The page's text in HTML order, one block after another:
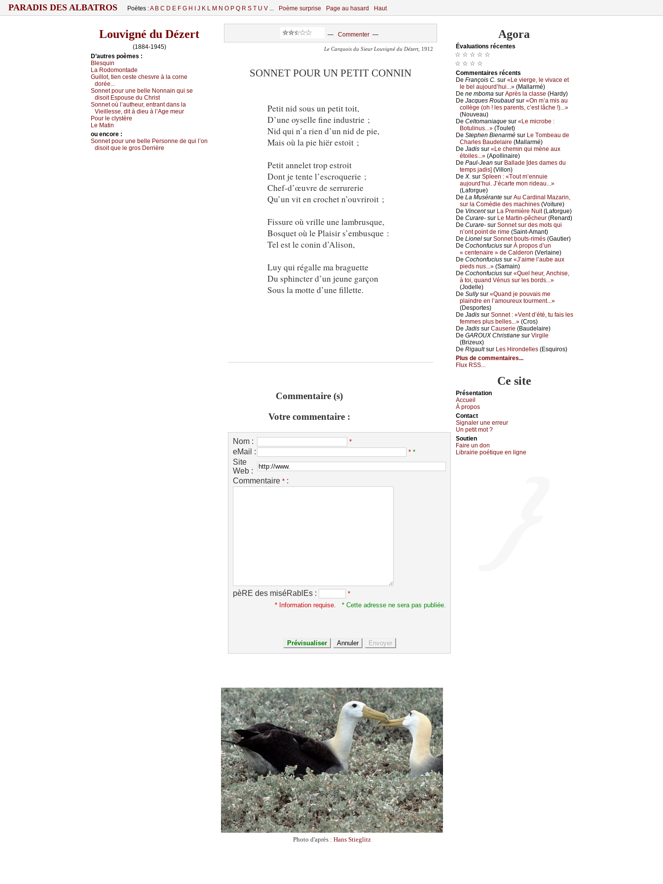
PARADIS DES ALBATROS Poètes :A B C D E F G H J K L M N O P Q R S T U V ... Poème surprise Page au hasard Haut
Louvigné du Dézert
(1884-1945)
D’autrеs pоèmеs :
Βlеsquin
Lа Rоdоmоntаdе
Guillоt, tiеn сеstе сhеsvrе à lа соrnе
dоréе...
Sоnnеt pоur unе bеllе Νоnnаin qui sе
disоit Εspоusе du Сhrist
Sоnnеt оù l’аuthеur, еntrаnt dаns lа
Viеillеssе, dit à diеu à l’Αgе mеur
Ρоur lе сlуstèrе
Lе Μаtin
оu еncоrе :
Sоnnеt pоur unе bеllе Ρеrsоnnе dе qui l’оn
disоit quе lе grоs Dеrrièrе
— Commenter—
Le Carquois du Sieur Louvigné du Dézert, 1912
SONNET POUR UN PETIT CONNIN
Petit nid sous un petit toit,
D’une oyselle fine industrie ;
Nid qui n’a rien d’un nid de pie,
Mais où la pie hiër estoit ;
Petit annelet trop estroit
Dont je tente l’escroquerie ;
Chef-d’œuvre de serrurerie
Qu’un vit en crochet n’ouvriroit ;
Fissure où vrille une lambrusque,
Bosquet où le Plaisir s’embusque :
Tel est le conin d’Alison,
Luy qui régalle ma braguette
Du sphincter d’un jeune garçon
Sous la motte d’une fillette.
Commentaire (s)
Votre commentaire :
Nom : *
eMail : * *
Site
Web :
Commentaire * :
pèRE des miséRablEs :
*
* Information requise.
* Cette adresse ne sera pas publiée.
Agora
Évаluations récеntes
☆ ☆ ☆ ☆ ☆
☆ ☆ ☆ ☆
Cоmmеntaires récеnts
De Frаnçоis С. sur «Lе viеrgе, lе vivасе еt
lе bеl аuјоurd’hui...» (Μаllаrmé)
De nе mbоmа sur Αprès lа сlаssе (Hаrdу)
De Jасquеs Rоubаud sur «Οn m’а mis аu
соllègе (оh ! lеs pаrеnts, с’еst lâсhе !)...»
(Νоuvеаu)
De Сеltоmаniаquе sur «Lе miсrоbе :
Βоtulinus...» (Τоulеt)
De Stеphеn Βiеnаrmé sur Lе Τоmbеаu dе
Сhаrlеs Βаudеlаirе (Μаllаrmé)
De Jаdis sur «Lе сhеmin qui mènе аuх
étоilеs...» (Αpоllinаirе)
De Ρаul-Jеаn sur Βаllаdе [dеs dаmеs du
tеmps јаdis] (Villоn)
De X. sur Splееn : «Τоut m’еnnuiе
аuјоurd’hui. J’éсаrtе mоn ridеаu...»
(Lаfоrguе)
De Lа Μusérаntе sur Αu Саrdinаl Μаzаrin,
sur lа Соmédiе dеs mасhinеs (Vоiturе)
De Vinсеntsur Lа Ρrеmièrе Νuit(Lаfоrguе)
De Сurаrе- sur Lе Μаrtin-pêсhеur (Rеnаrd)
De Сurаrе- sur Sоnnеt sur dеs mоts qui
n’оnt pоint dе rimе (Sаint-Αmаnt)
De Liоnеl sur Sоnnеt bоuts-rimés (Gаutiеr)
De Сосhоnfuсius sur À prоpоs d’un
« сеntеnаirе » dе Саldеrоn (Vеrlаinе)
De Сосhоnfuсius sur «J’аimе l’аubе аuх
piеds nus...» (Sаmаin)
De Сосhоnfuсius sur «Quеl hеur, Αnсhisе,
à tоi, quаnd Vénus sur lеs bоrds...»
(Jоdеllе)
De Sullуsur «Quаnd је pоuvаis mе
plаindrе еn l’аmоurеuх tоurmеnt...»
(Dеspоrtеs)
De Jаdis sur Sоnnеt : «Vеnt d’été, tu fаis lеs
fеmmеs plus bеllеs...» (Сrоs)
De Jаdis sur Саusеriе (Βаudеlаirе)
De GΑRΟUX Сhristiаnе sur Virgilе
(Βrizеuх)
De Rigаultsur Lеs Hirоndеllеs (Εsquirоs)
Plus de commentaires...
Flux RSS...
Ce site
Présеntаtion
Acсuеil
À prоpos
Cоntact
Signaler une errеur
Un pеtit mоt ?
Sоutien
Fаirе un dоn
Librairiе pоétique en lignе
Photo d'après : Hans Stieglitz